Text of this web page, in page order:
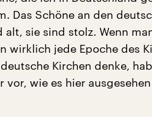
Das Schöne an den
alt, sie sind stolz. Wenn
wirklich jede Epoche des
Kirchen denke,
vor, wie es hier